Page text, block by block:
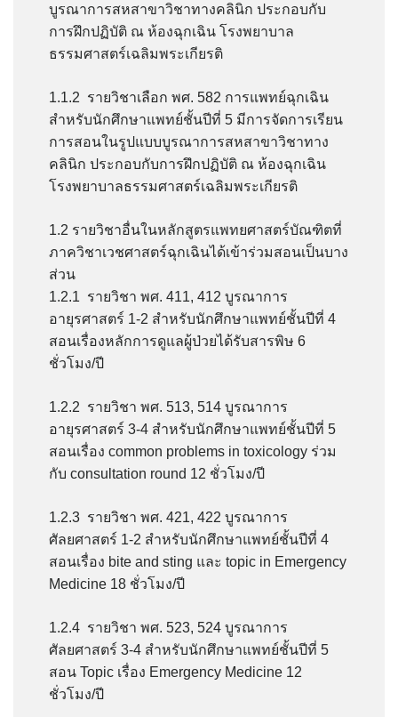
บูรณาการสหสาขาวิชาทางคลินิก ประกอบกับ
การฝึกปฏิบัติ ณ ห้องฉุกเฉิน โรงพยาบาล
ธรรมศาสตร์เฉลิมพระเกียรติ
1.1.2 รายวิชาเลือก พศ. 582 การแพทย์ฉุกเฉิน
สำหรับนักศึกษาแพทย์ชั้นปีที่ 5 มีการจัดการเรียน
การสอนในรูปแบบบูรณาการสหสาขาวิชาทาง
คลินิก ประกอบกับการฝึกปฏิบัติ ณ ห้องฉุกเฉิน
โรงพยาบาลธรรมศาสตร์เฉลิมพระเกียรติ
1.2 รายวิชาอื่นในหลักสูตรแพทยศาสตร์บัณฑิตที่
ภาควิชาเวชศาสตร์ฉุกเฉินได้เข้าร่วมสอนเป็นบาง
ส่วน
1.2.1 รายวิชา พศ. 411, 412 บูรณาการ
อายุรศาสตร์ 1-2 สำหรับนักศึกษาแพทย์ชั้นปีที่ 4
สอนเรื่องหลักการดูแลผู้ป่วยได้รับสารพิษ 6
ชั่วโมง/ปี
1.2.2 รายวิชา พศ. 513, 514 บูรณาการ
อายุรศาสตร์ 3-4 สำหรับนักศึกษาแพทย์ชั้นปีที่ 5
สอนเรื่อง common problems in toxicology ร่วม
กับ consultation round 12 ชั่วโมง/ปี
1.2.3 รายวิชา พศ. 421, 422 บูรณาการ
ศัลยศาสตร์ 1-2 สำหรับนักศึกษาแพทย์ชั้นปีที่ 4
สอนเรื่อง bite and sting และ topic in Emergency
Medicine 18 ชั่วโมง/ปี
1.2.4 รายวิชา พศ. 523, 524 บูรณาการ
ศัลยศาสตร์ 3-4 สำหรับนักศึกษาแพทย์ชั้นปีที่ 5
สอน Topic เรื่อง Emergency Medicine 12
ชั่วโมง/ปี